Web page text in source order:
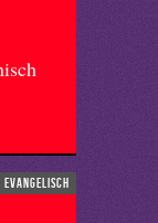
evangelisch